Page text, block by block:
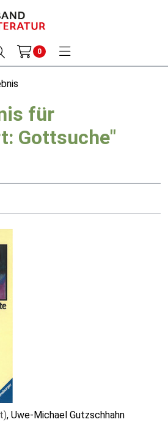
0
für
Gottsuche"
, Uwe-Michael Gutzschhahn